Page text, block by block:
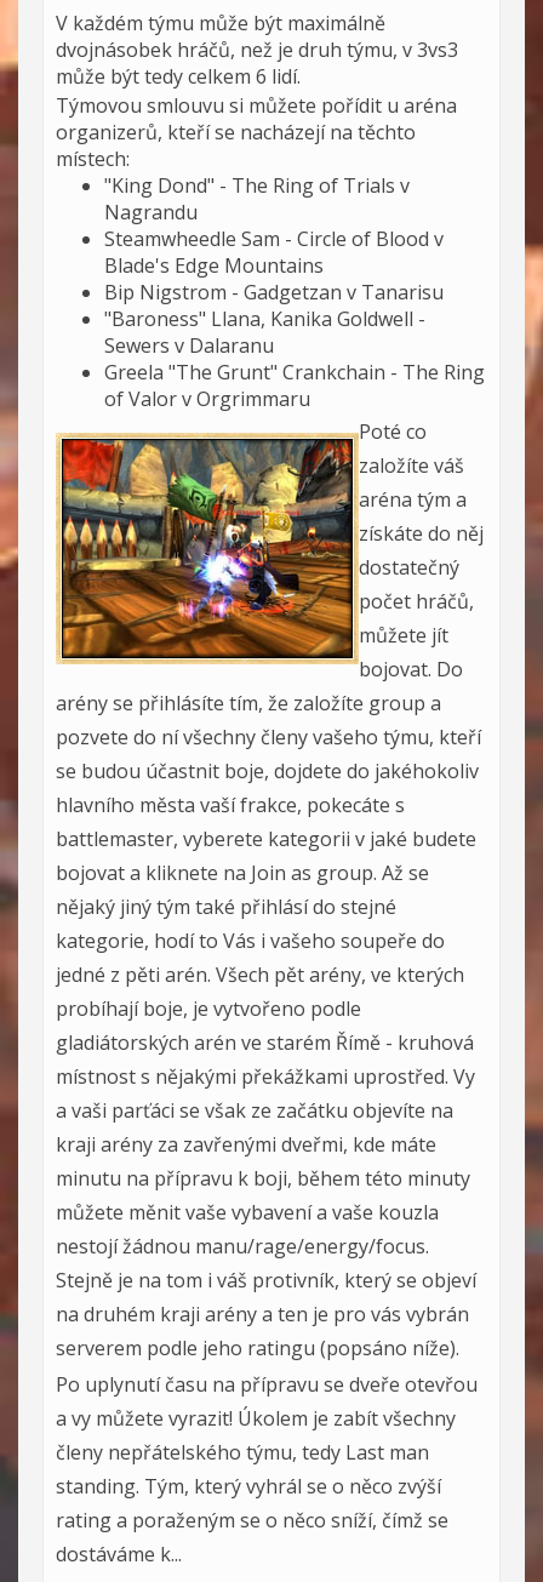
V každém týmu může být maximálně
dvojnásobek hráčů, než je druh týmu, v 3vs3
může být tedy celkem 6 lidí.
Týmovou smlouvu si můžete pořídit u aréna
organizerů, kteří se nacházejí na těchto
místech:
"King Dond" - The Ring of Trials v
Nagrandu
Steamwheedle Sam - Circle of Blood v
Blade's Edge Mountains
Bip Nigstrom - Gadgetzan v Tanarisu
"Baroness" Llana, Kanika Goldwell -
Sewers v Dalaranu
Greela "The Grunt" Crankchain - The Ring
of Valor v Orgrimmaru
Poté co
založíte váš
aréna tým a
získáte do něj
dostatečný
počet hráčů,
můžete jít
bojovat. Do
arény se přihlásíte tím, že založíte group a
pozvete do ní všechny členy vašeho týmu, kteří
se budou účastnit boje, dojdete do jakéhokoliv
hlavního města vaší frakce, pokecáte s
battlemaster, vyberete kategorii v jaké budete
bojovat a kliknete na Join as group. Až se
nějaký jiný tým také přihlásí do stejné
kategorie, hodí to Vás i vašeho soupeře do
jedné z pěti arén. Všech pět arény, ve kterých
probíhají boje, je vytvořeno podle
gladiátorských arén ve starém Římě - kruhová
místnost s nějakými překážkami uprostřed. Vy
a vaši parťáci se však ze začátku objevíte na
kraji arény za zavřenými dveřmi, kde máte
minutu na přípravu k boji, během této minuty
můžete měnit vaše vybavení a vaše kouzla
nestojí žádnou manu/rage/energy/focus.
Stejně je na tom i váš protivník, který se objeví
na druhém kraji arény a ten je pro vás vybrán
serverem podle jeho ratingu (popsáno níže).
Po uplynutí času na přípravu se dveře otevřou
a vy můžete vyrazit! Úkolem je zabít všechny
členy nepřátelského týmu, tedy Last man
standing. Tým, který vyhrál se o něco zvýší
rating a poraženým se o něco sníží, čímž se
dostáváme k...